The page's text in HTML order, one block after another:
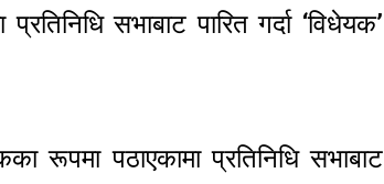
सभाबाट पारित गर्दा ‘विधेयक’
रूपमा पठाएकामा प्रतिनिधि सभाबाट